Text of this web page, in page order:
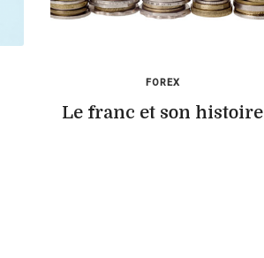
FOREX
Le franc et son histoire